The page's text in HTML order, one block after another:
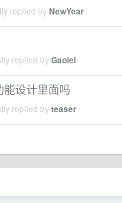
replied byNewYear
replied byGaolei
设计里面吗
replied byteaser